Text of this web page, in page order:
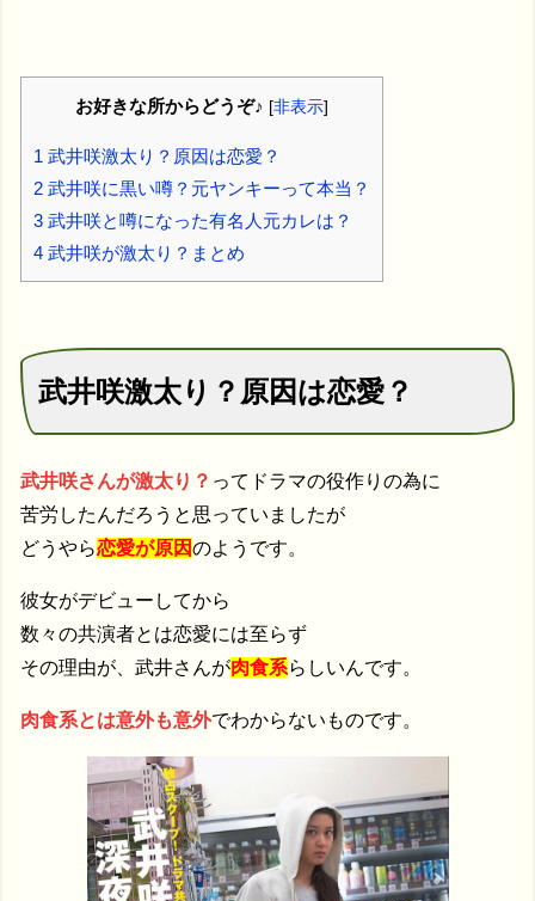
お好きな所からどうぞ♪ [非表示]
1 武井咲激太り？原因は恋愛？
2 武井咲に黒い噂？元ヤンキーって本当？
3 武井咲と噂になった有名人元カレは？
4 武井咲が激太り？まとめ
武井咲激太り？原因は恋愛？
武井咲さんが激太り？ ってドラマの役作りの為に
苦労したんだろうと思っていましたが
どうやら恋愛が原因のようです。
彼女がデビューしてから
数々の共演者とは恋愛には至らず
その理由が、武井さんが肉食系らしいんです。
肉食系とは意外も意外でわからないものです。